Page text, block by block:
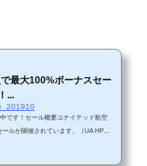
最大100%ボーナスセー
...
です！セール概要ユナイテッド航空
ルが開催されています。（UA HPか